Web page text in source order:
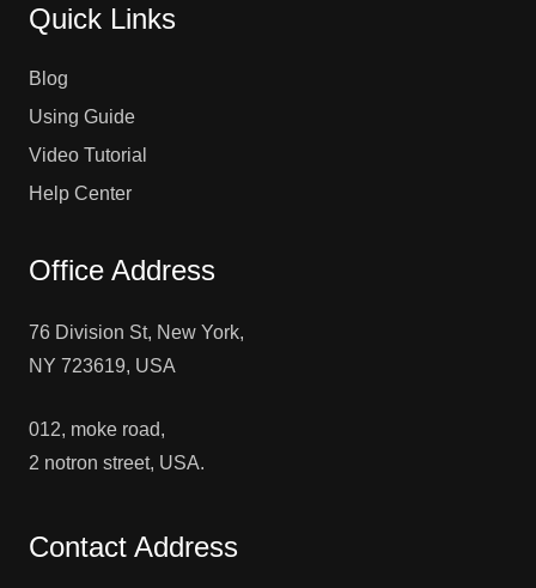
Quick Links
Blog
Using Guide
Video Tutorial
Help Center
Office Address
76 Division St, New York,
NY 723619, USA
012, moke road,
2 notron street, USA.
Contact Address